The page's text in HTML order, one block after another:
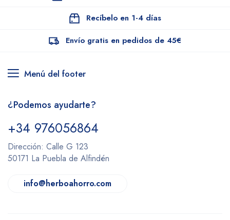
Recíbelo en 1-4 días
Envío gratis en pedidos de 45€
Menú del footer
¿Podemos ayudarte?
+34 976056864
Dirección: Calle G 123
50171 La Puebla de Alfindén
info@herboahorro.com